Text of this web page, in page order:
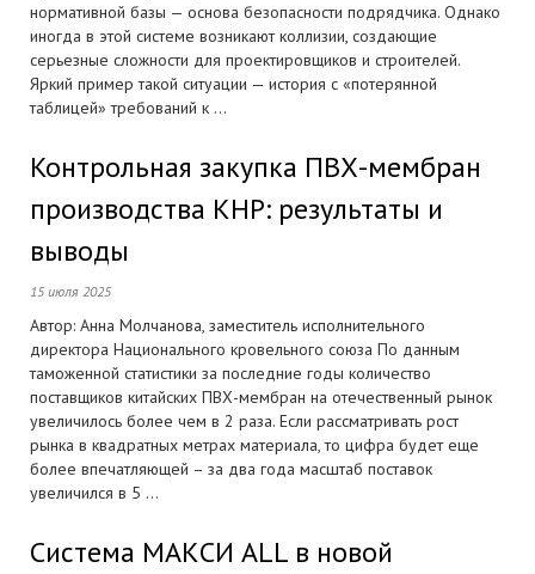
нормативной базы — основа безопасности подрядчика. Однако
иногда в этой системе возникают коллизии, создающие
серьезные сложности для проектировщиков и строителей.
Яркий пример такой ситуации — история с «потерянной
таблицей» требований к ...
Контрольная закупка ПВХ-мембран
производства КНР: результаты и
выводы
15 июля 2025
Автор: Анна Молчанова, заместитель исполнительного
директора Национального кровельного союза По данным
таможенной статистики за последние годы количество
поставщиков китайских ПВХ-мембран на отечественный рынок
увеличилось более чем в 2 раза. Если рассматривать рост
рынка в квадратных метрах материала, то цифра будет еще
более впечатляющей – за два года масштаб поставок
увеличился в 5 ...
Система МАКСИ ALL в новой